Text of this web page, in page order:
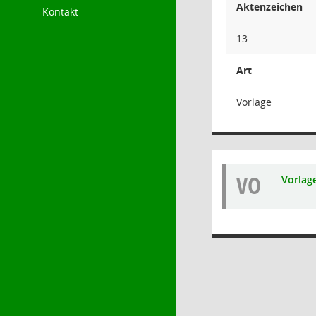
Kontakt Aktenzeichen
13
Art
Vorlage_
VO